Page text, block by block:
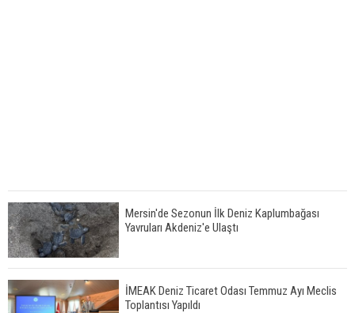
Mersin'de Sezonun İlk Deniz Kaplumbağası
Yavruları Akdeniz'e Ulaştı
İMEAK Deniz Ticaret Odası Temmuz Ayı Meclis
Toplantısı Yapıldı